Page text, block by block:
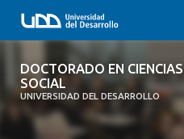
DOCTORADO EN
SOCIAL
UNIVERSIDAD DEL DESARROLLO
DOCTORADO EN
COMPLEJIDAD SOCIAL